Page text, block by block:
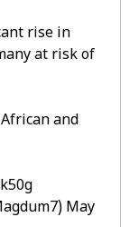
rise in
at risk of
and
May